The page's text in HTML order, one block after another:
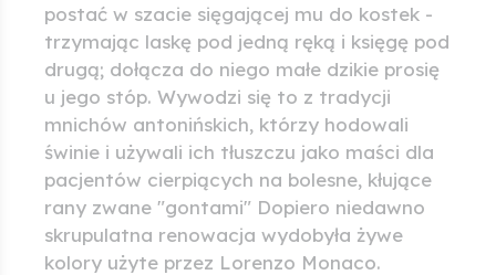
postać w szacie sięgającej mu do kostek -
trzymając laskę pod jedną ręką i księgę pod
drugą; dołącza do niego małe dzikie prosię
u jego stóp. Wywodzi się to z tradycji
mnichów antonińskich, którzy hodowali
świnie i używali ich tłuszczu jako maści dla
pacjentów cierpiących na bolesne, kłujące
rany zwane "gontami" Dopiero niedawno
skrupulatna renowacja wydobyła żywe
kolory użyte przez Lorenzo Monaco.